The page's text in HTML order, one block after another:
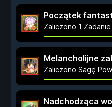
Początek
Zaliczono 1 Zadanie
Melancholijne
Zaliczono Sagę
Nadchodząca